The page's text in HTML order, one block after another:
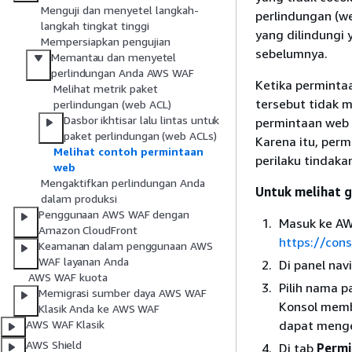
Menguji dan menyetel langkah-
langkah tingkat tinggi
Mempersiapkan pengujian
Memantau dan menyetel
perlindungan Anda AWS WAF
Melihat metrik paket
perlindungan (web ACL)
Dasbor ikhtisar lalu lintas untuk
paket perlindungan (web ACLs)
Melihat contoh permintaan
web
Mengaktifkan perlindungan Anda
dalam produksi
Penggunaan AWS WAF dengan
Amazon CloudFront
Keamanan dalam penggunaan AWS
WAF layanan Anda
AWS WAF kuota
Memigrasi sumber daya AWS WAF
Klasik Anda ke AWS WAF
AWS WAF Klasik
AWS Shield
perlindungan
yang dilindungi
sebelumnya.
Ketika
tersebut tidak
permintaan
Karena itu,
perilaku
Untuk melihat
Masuk ke
https://
Di panel
Pilih nama
Konsol
dapat
Di tab